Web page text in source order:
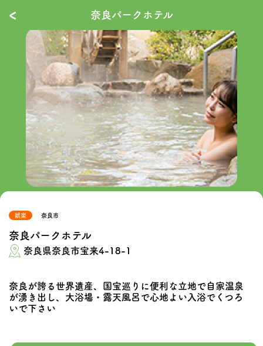
奈良パークホテル
‹
娯楽 奈良市
奈良パークホテル
奈良県奈良市宝来4-18-1
奈良が誇る世界遺産、国宝巡りに便利な立地で自家温泉
が湧き出し、大浴場・露天風呂で心地よい入浴でくつろ
いで下さい